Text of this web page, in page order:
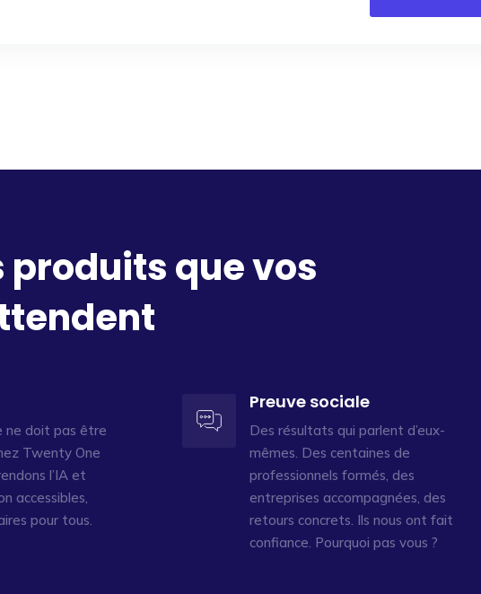
produits que vos
ne doit pas être
Twenty One
l’IA et
accessibles,
pour tous.
Preuve sociale
Des résultats qui parlent d’eux-
mêmes. Des centaines de
professionnels formés, des
entreprises accompagnées, des
retours concrets. Ils nous ont fait
confiance. Pourquoi pas vous ?